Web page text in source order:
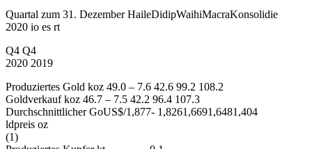
Quartal zum 31. Dezember HaileDidipWaihiMacraKonsolidie
2020 io es rt
Q4 Q4
2020 2019
Produziertes Gold koz 49.0 – 7.6 42.6 99.2 108.2
Goldverkauf koz 46.7 – 7.5 42.2 96.4 107.3
Durchschnittlicher GoUS$/1,877- 1,8261,6691,6481,404
ldpreis oz
(1)